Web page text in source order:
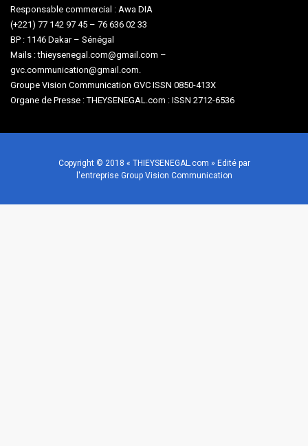
Responsable commercial : Awa DIA
(+221) 77 142 97 45 – 76 636 02 33
BP : 1146 Dakar – Sénégal
Mails : thieysenegal.com@gmail.com –
gvc.communication@gmail.com.
Groupe Vision Communication GVC ISSN 0850-413X
Organe de Presse : THEYSENEGAL.com : ISSN 2712-6536
Copyright © 2018 « THIEYSENEGAL.com » Edité par
l'entreprise Group Vision Communication